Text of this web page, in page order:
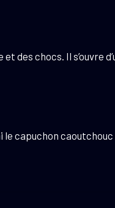
chocs. Il s’ouvre
capuchon caoutchouc